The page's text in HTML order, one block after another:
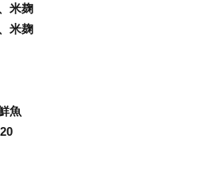
米麹
米麹
魚